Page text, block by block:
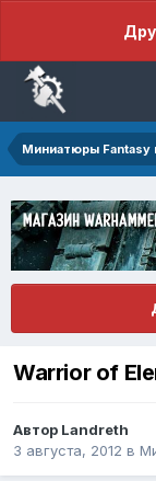
Миниатюры Fantasy
Warrior of
Автор Landreth
3 августа, 2012 в